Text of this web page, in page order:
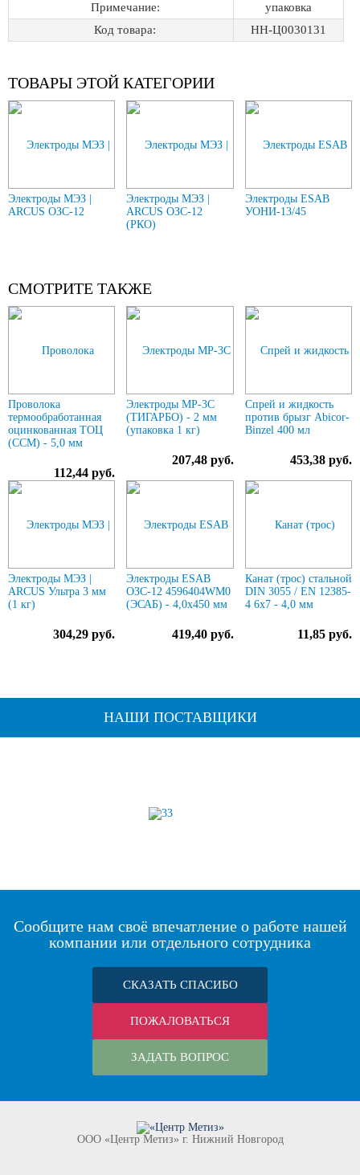
Примечание:
упаковка
Код товара:
НН-Ц0030131
ТОВАРЫ ЭТОЙ КАТЕГОРИИ
Электроды МЭЗ |
ARCUS ОЗС-12
Электроды МЭЗ |
ARCUS ОЗС-12
(РКО)
Электроды ESAB
УОНИ-13/45
СМОТРИТЕ ТАКЖЕ
Проволока
термообработанная
оцинкованная ТОЦ
(ССМ) - 5,0 мм
112,44 руб.
Электроды МР-3С
(ТИГАРБО) - 2 мм
(упаковка 1 кг)
207,48 руб.
Спрей и жидкость
против брызг Abicor-
Binzel 400 мл
453,38 руб.
Электроды МЭЗ |
ARCUS Ультра 3 мм
(1 кг)
304,29 руб.
Электроды ESAB
ОЗС-12 4596404WM0
(ЭСАБ) - 4,0х450 мм
419,40 руб.
Канат (трос) стальной
DIN 3055 / EN 12385-
4 6x7 - 4,0 мм
11,85 руб.
НАШИ ПОСТАВЩИКИ
Сообщите нам своё впечатление о работе нашей
компании или отдельного сотрудника
СКАЗАТЬ СПАСИБО
ПОЖАЛОВАТЬСЯ
ЗАДАТЬ ВОПРОС
ООО «Центр Метиз» г. Нижний Новгород